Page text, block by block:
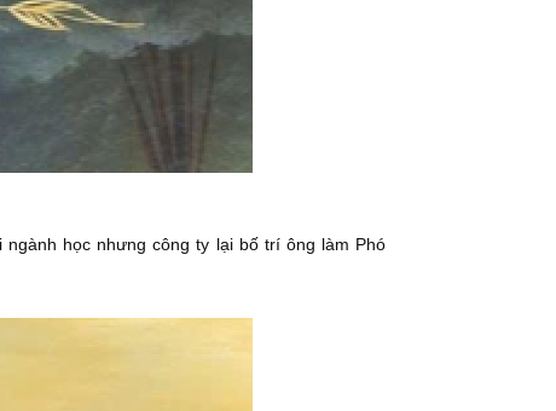
học nhưng công ty lại bố trí ông làm Phó